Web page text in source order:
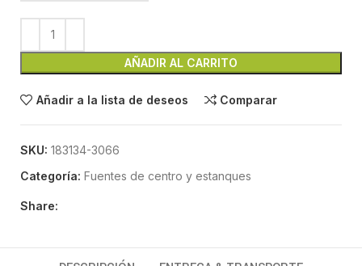
AÑADIR AL CARRITO
Añadir a la lista de deseos Comparar
SKU: 183134-3066
Categoría: Fuentes de centro y estanques
Share: